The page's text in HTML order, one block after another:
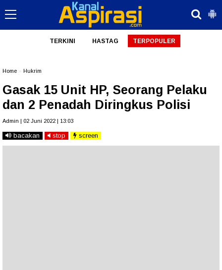
TERKINI HASTAG TERPOPULER
Home Hukrim
Gasak 15 Unit HP, Seorang Pelaku
dan 2 Penadah Diringkus Polisi
Admin | 02 Juni 2022 | 13:03
bacakan stop screen